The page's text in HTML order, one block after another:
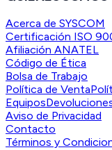
Acerca de SYSCOM
Certificación ISO
Afiliación ANATEL
Código de Ética
Bolsa de Trabajo
Política de Venta
Equipos
Aviso de Privacidad
Contacto
Términos y